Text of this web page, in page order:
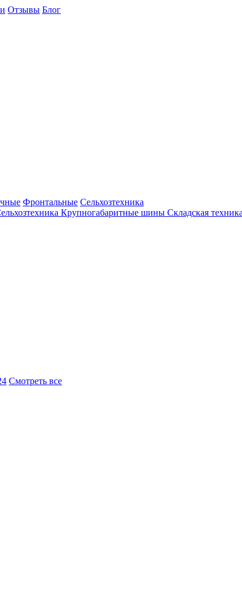
Отзывы Блог
Фронтальные Сельхозтехника
Крупногабаритные шины Складская техника
Смотреть все